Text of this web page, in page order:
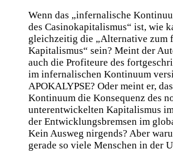
Wenn das „infernalische
des Casinokapitalismus“ ist, wie
gleichzeitig die „Alternative zum
Kapitalismus“ sein? Meint der
auch die Profiteure des
im infernalischen Kontinuum
APOKALYPSE? Oder meint er,
Kontinuum die Konsequenz des
unterentwickelten Kapitalismus
der Entwicklungsbremsen im
Kein Ausweg nirgends? Aber
gerade so viele Menschen in der